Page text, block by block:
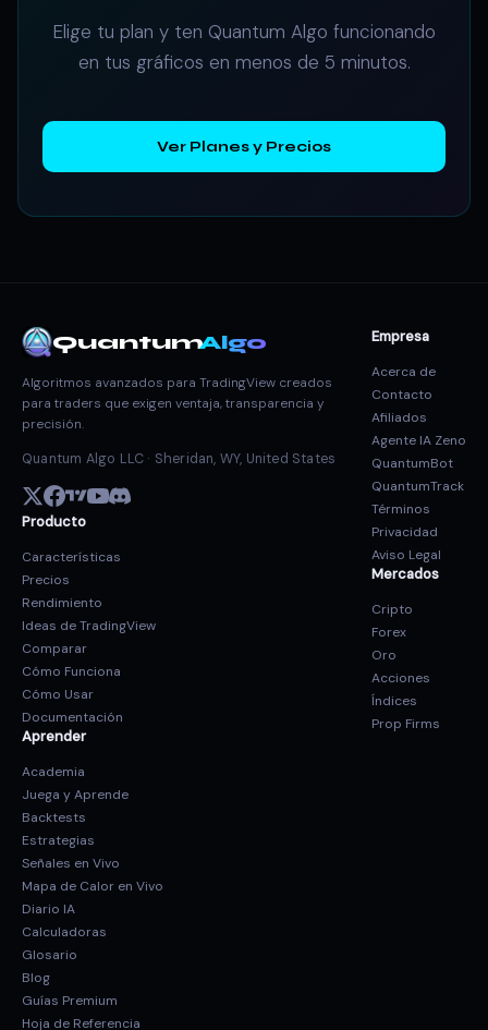
Elige tu plan y ten Quantum Algo funcionando
en tus gráficos en menos de 5 minutos.
Ver Planes y Precios
QuantumAlgo
Algoritmos avanzados para TradingView creados
para traders que exigen ventaja, transparencia y
precisión.
Quantum Algo LLC · Sheridan, WY, United States
Producto
Características
Precios
Rendimiento
Ideas de TradingView
Comparar
Cómo Funciona
Cómo Usar
Documentación
Aprender
Academia
Juega y Aprende
Backtests
Estrategias
Señales en Vivo
Mapa de Calor en Vivo
Diario IA
Calculadoras
Glosario
Blog
Guías Premium
Hoja de Referencia
Empresa
Acerca de
Contacto
Afiliados
Agente IA Zeno
QuantumBot
QuantumTrack
Términos
Privacidad
Aviso Legal
Mercados
Cripto
Forex
Oro
Acciones
Índices
Prop Firms